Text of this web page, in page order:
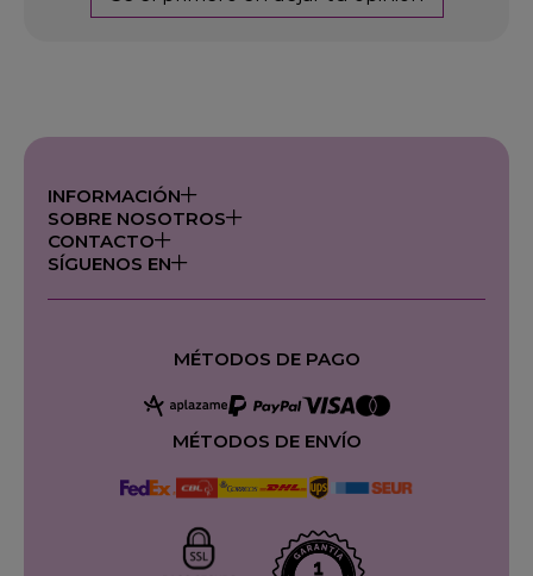
INFORMACIÓN
SOBRE NOSOTROS
CONTACTO
SÍGUENOS EN
MÉTODOS DE PAGO
MÉTODOS DE ENVÍO